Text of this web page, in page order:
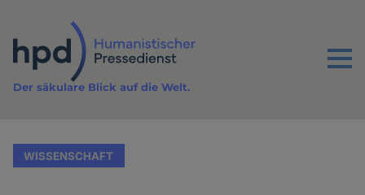
Inhalt
Menu
Der säkulare Blick auf die Welt.
WISSENSCHAFT